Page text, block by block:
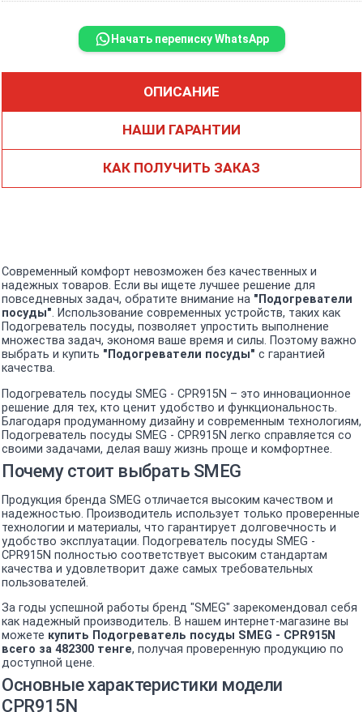
Начать переписку WhatsApp
ОПИСАНИЕ
НАШИ ГАРАНТИИ
КАК ПОЛУЧИТЬ ЗАКАЗ
Современный комфорт невозможен без качественных и
надежных товаров. Если вы ищете лучшее решение для
повседневных задач, обратите внимание на "Подогреватели
посуды". Использование современных устройств, таких как
Подогреватель посуды, позволяет упростить выполнение
множества задач, экономя ваше время и силы. Поэтому важно
выбрать и купить "Подогреватели посуды" с гарантией
качества.
Подогреватель посуды SMEG - CPR915N – это инновационное
решение для тех, кто ценит удобство и функциональность.
Благодаря продуманному дизайну и современным технологиям,
Подогреватель посуды SMEG - CPR915N легко справляется со
своими задачами, делая вашу жизнь проще и комфортнее.
Почему стоит выбрать SMEG
Продукция бренда SMEG отличается высоким качеством и
надежностью. Производитель использует только проверенные
технологии и материалы, что гарантирует долговечность и
удобство эксплуатации. Подогреватель посуды SMEG -
CPR915N полностью соответствует высоким стандартам
качества и удовлетворит даже самых требовательных
пользователей.
За годы успешной работы бренд "SMEG" зарекомендовал себя
как надежный производитель. В нашем интернет-магазине вы
можете купить Подогреватель посуды SMEG - CPR915N
всего за 482300 тенге, получая проверенную продукцию по
доступной цене.
Основные характеристики модели
CPR915N